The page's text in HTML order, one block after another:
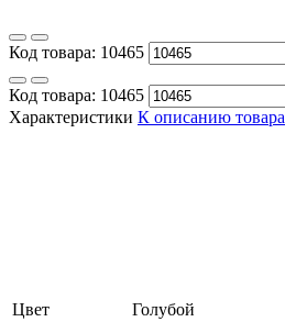
Код товара: 10465
Код товара: 10465
Характеристики К описанию товара
Цвет
Голубой